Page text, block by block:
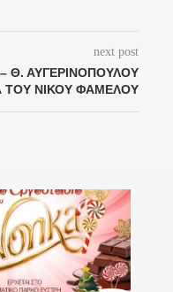
next post
Θ. ΑΥΓΕΡΙΝΟΠΟΎΛΟΥ
ΤΟΥ ΝΊΚΟΥ ΦΆΜΕΛΟΥ